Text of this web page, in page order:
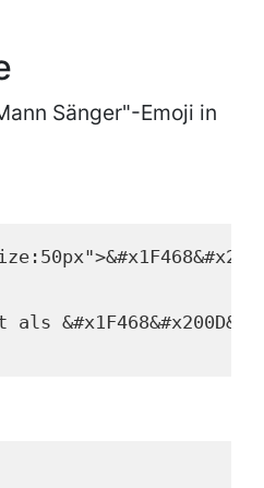
Sänger"-Emoji in